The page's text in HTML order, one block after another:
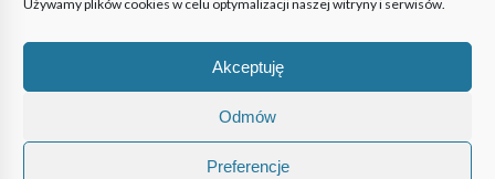
Używamy plików cookies w celu optymalizacji naszej witryny i serwisów.
Akceptuję
Odmów
Preferencje
© PubliCity Media Group 2009-2024. Wszystkie prawa
zastrzeżone. Korzystanie z portalu oznacza akceptację polityki
| Polityka prywatności